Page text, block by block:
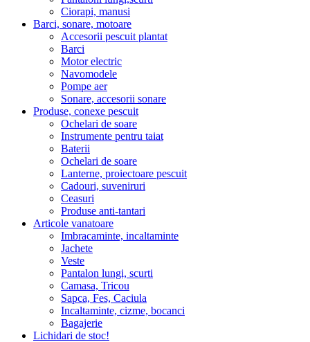
Ciorapi, manusi
Barci, sonare, motoare
Accesorii pescuit plantat
Barci
Motor electric
Navomodele
Pompe aer
Sonare, accesorii sonare
Produse, conexe pescuit
Ochelari de soare
Instrumente pentru taiat
Baterii
Ochelari de soare
Lanterne, proiectoare pescuit
Cadouri, suveniruri
Ceasuri
Produse anti-tantari
Articole vanatoare
Imbracaminte, incaltaminte
Jachete
Veste
Pantalon lungi, scurti
Camasa, Tricou
Sapca, Fes, Caciula
Incaltaminte, cizme, bocanci
Bagajerie
Lichidari de stoc!